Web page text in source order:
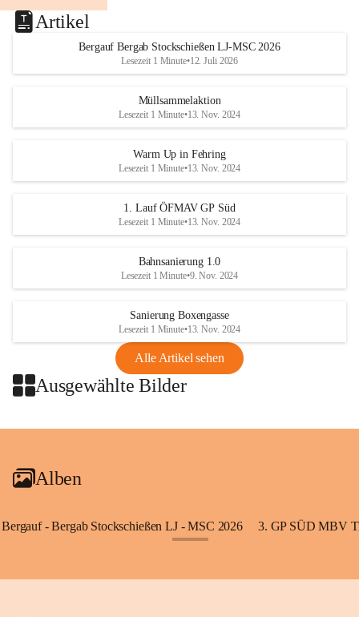
Artikel
Bergauf Bergab Stockschießen LJ-MSC 2026
Lesezeit 1 Minute•12. Juli 2026
Müllsammelaktion
Lesezeit 1 Minute•13. Nov. 2024
Warm Up in Fehring
Lesezeit 1 Minute•13. Nov. 2024
1. Lauf ÖFMAV GP Süd
Lesezeit 1 Minute•13. Nov. 2024
Bahnsanierung 1.0
Lesezeit 1 Minute•9. Nov. 2024
Sanierung Boxengasse
Lesezeit 1 Minute•13. Nov. 2024
Alle Artikel sehen
Ausgewählte Bilder
+2
Alben
Bergauf - Bergab Stockschießen LJ - MSC 2026 3. GP SÜD MBV